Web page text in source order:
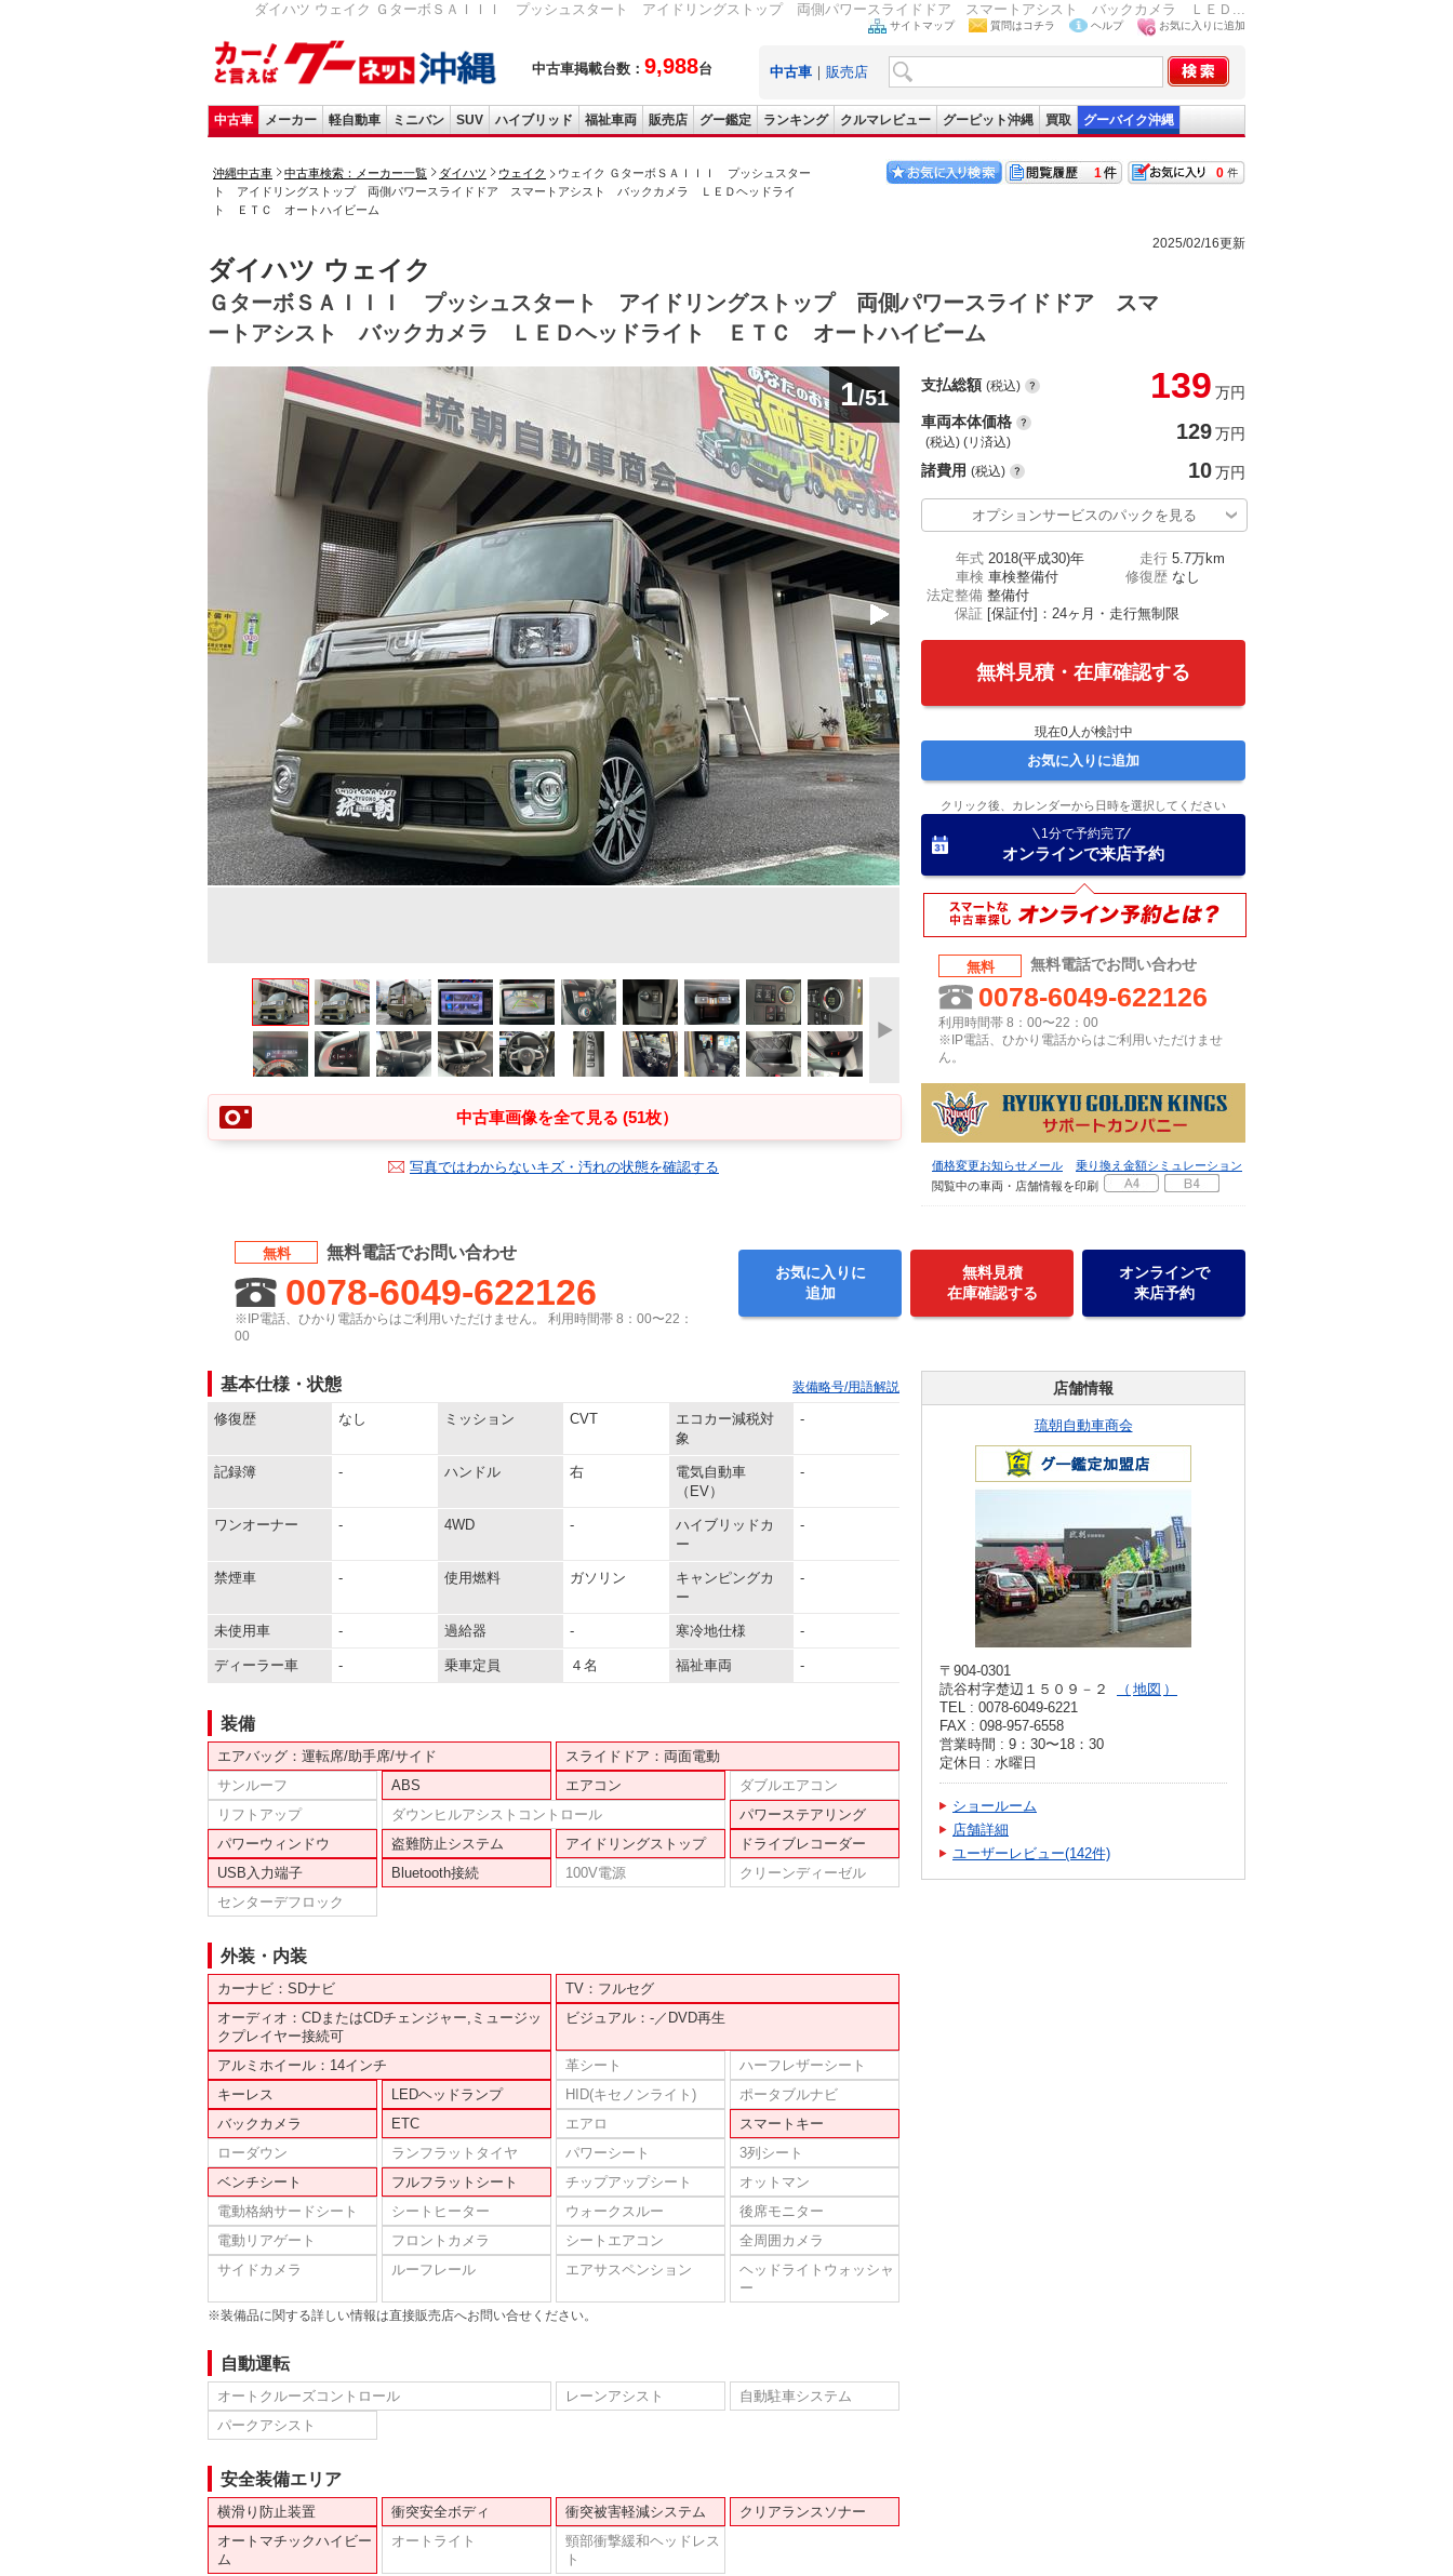
ダイハツ ウェイク ＧターボＳＡＩＩＩ プッシュスタート アイドリングストップ 両側パワースライドドア スマートアシスト バックカメラ ＬＥＤ...
中古車掲載台数： 9,988台
サイトマップ 質問はコチラ ヘルプ お気に入りに追加
中古車 ｜ 販売店
中古車 メーカー 軽自動車 ミニバン SUV ハイブリッド 福祉車両 販売店 グー鑑定 ランキング クルマレビュー グーピット沖縄 買取 グーバイク沖縄
沖縄中古車 中古車検索：メーカー一覧 ダイハツ ウェイク
ウェイク ＧターボＳＡＩＩＩ プッシュスター
ト アイドリングストップ 両側パワースライドドア スマートアシスト バックカメラ ＬＥＤヘッドライ
ト ＥＴＣ オートハイビーム
0
1
2025/02/16更新
ダイハツ ウェイク
ＧターボＳＡＩＩＩ プッシュスタート アイドリングストップ 両側パワースライドドア スマ
ートアシスト バックカメラ ＬＥＤヘッドライト ＥＴＣ オートハイビーム
1/51
中古車画像を全て見る (51枚）
写真ではわからないキズ・汚れの状態を確認する
支払総額 (税込) 139 万円
車両本体価格
(税込) (リ済込) 129万円
諸費用 (税込) 10万円
オプションサービスのパックを見る
年式 2018(平成30)年 走行 5.7万km
車検 車検整備付 修復歴 なし
法定整備 整備付
保証 [保証付]：24ヶ月・走行無制限
無料見積・在庫確認する
現在0人が検討中
お気に入りに追加
クリック後、カレンダーから日時を選択してください
1分で予約完了
オンラインで来店予約
無料 無料電話でお問い合わせ
0078-6049-622126
利用時間帯 8：00〜22：00
※IP電話、ひかり電話からはご利用いただけませ
ん。
価格変更お知らせメール
乗り換え金額シミュレーション
閲覧中の車両・店舗情報を印刷
無料 無料電話でお問い合わせ
0078-6049-622126
※IP電話、ひかり電話からはご利用いただけません。 利用時間帯 8：00〜22：
00
お気に入りに
追加
無料見積
在庫確認する
オンラインで
来店予約
基本仕様・状態 装備略号/用語解説
修復歴 なし ミッション CVT
エコカー減税対
象
-
記録簿 - ハンドル 右
電気自動車
（EV）
-
ワンオーナー - 4WD -
ハイブリッドカ
ー
-
禁煙車 - 使用燃料 ガソリン
キャンピングカ
ー
-
未使用車 - 過給器 - 寒冷地仕様 -
ディーラー車 - 乗車定員 ４名 福祉車両 -
装備
エアバッグ：運転席/助手席/サイド
スライドドア：両面電動
サンルーフ
ABS エアコン
ダブルエアコン
リフトアップ
ダウンヒルアシストコントロール
パワーステアリング
パワーウィンドウ
盗難防止システム アイドリングストップ
ドライブレコーダー
USB入力端子
Bluetooth接続 100V電源
クリーンディーゼル
センターデフロック
外装・内装
カーナビ：SDナビ
TV：フルセグ
オーディオ：CDまたはCDチェンジャー,ミュージッ
クプレイヤー接続可
ビジュアル：-／DVD再生
アルミホイール：14インチ 革シート
ハーフレザーシート
キーレス
LEDヘッドランプ HID(キセノンライト)
ポータブルナビ
バックカメラ
ETC エアロ
スマートキー
ローダウン
ランフラットタイヤ パワーシート
3列シート
ベンチシート
フルフラットシート チップアップシート
オットマン
電動格納サードシート
シートヒーター ウォークスルー
後席モニター
電動リアゲート
フロントカメラ シートエアコン
全周囲カメラ
サイドカメラ
ルーフレール エアサスペンション
ヘッドライトウォッシャ
ー
※装備品に関する詳しい情報は直接販売店へお問い合せください。
自動運転
オートクルーズコントロール レーンアシスト
自動駐車システム
パークアシスト
安全装備エリア
横滑り防止装置 衝突安全ボディ 衝突被害軽減システム
クリアランスソナー
オートマチックハイビー
ム
オートライト
頸部衝撃緩和ヘッドレス
ト
店舗情報
琉朝自動車商会
〒904-0301
読谷村字楚辺１５０９－２
地図
TEL : 0078-6049-6221
FAX : 098-957-6558
営業時間 : 9：30〜18：30
定休日 : 水曜日
ショールーム
店舗詳細
ユーザーレビュー(142件)